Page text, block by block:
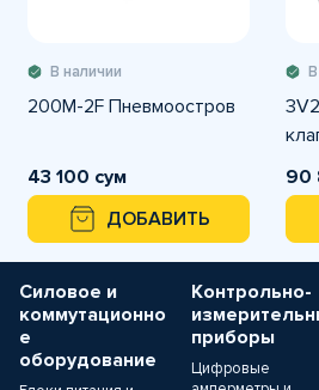
В наличии
200M-2F Пневмоостров
43 100 сум
ДОБАВИТЬ
90
Силовое и
коммутационно
е
оборудование
Контрольно-
приборы
Цифровые